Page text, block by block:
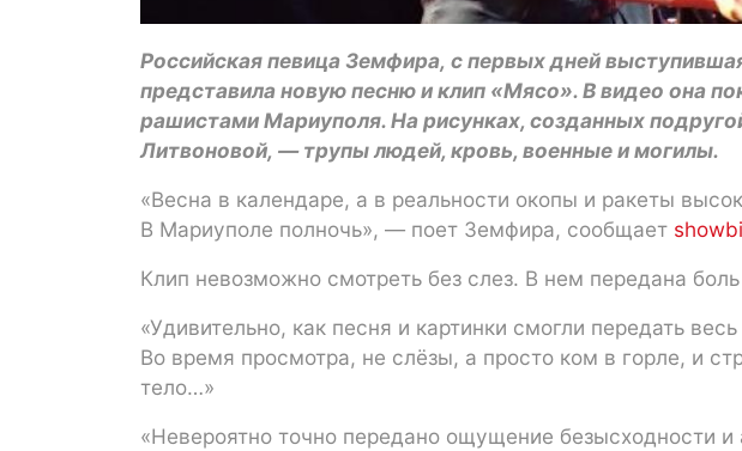
Российская певица Земфира, с первых дней
представила новую песню и клип «Мясо». В видео она
рашистами Мариуполя. На рисунках, созданных
Литвоновой, — трупы людей, кровь, военные и могилы.
«Весна в календаре, а в реальности окопы и ракеты
В Мариуполе полночь», — поет Земфира, сообщает
Клип невозможно смотреть без слез. В нем передана
«Удивительно, как песня и картинки смогли передать
Во время просмотра, не слёзы, а просто ком в горле, и
тело…»
«Невероятно точно передано ощущение безысходности и